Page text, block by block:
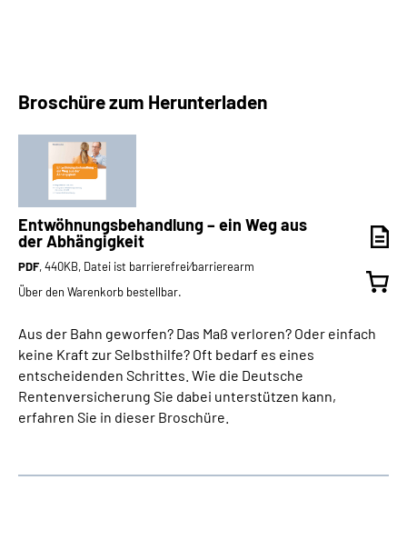
Broschüre zum Herunterladen
Entwöhnungsbehandlung – ein Weg aus
der Abhängigkeit
PDF, 440KB, Datei ist barrierefrei⁄barrierearm
Über den Warenkorb bestellbar.
Aus der Bahn geworfen? Das Maß verloren? Oder einfach
keine Kraft zur Selbsthilfe? Oft bedarf es eines
entscheidenden Schrittes. Wie die Deutsche
Rentenversicherung Sie dabei unterstützen kann,
erfahren Sie in dieser Broschüre.